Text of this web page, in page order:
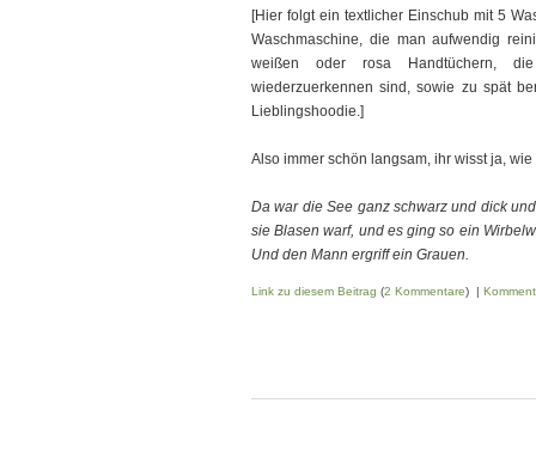
[Hier folgt ein textlicher Einschub mit 5
Waschmaschine, die man aufwendig
weißen oder rosa Handtüchern,
wiederzuerkennen sind, sowie zu spät
Lieblingshoodie.]
Also immer schön langsam, ihr wisst ja,
Da war die See ganz schwarz und dick
sie Blasen warf, und es ging so ein
Und den Mann ergriff ein Grauen.
Link zu diesem Beitrag (2 Kommentare) |